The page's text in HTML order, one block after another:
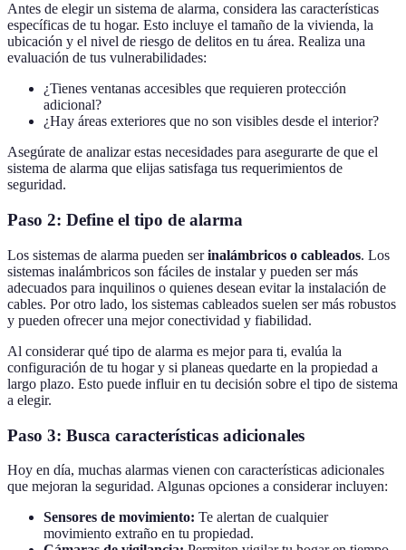
Antes de elegir un sistema de alarma, considera las características
específicas de tu hogar. Esto incluye el tamaño de la vivienda, la
ubicación y el nivel de riesgo de delitos en tu área. Realiza una
evaluación de tus vulnerabilidades:
¿Tienes ventanas accesibles que requieren protección
adicional?
¿Hay áreas exteriores que no son visibles desde el interior?
Asegúrate de analizar estas necesidades para asegurarte de que el
sistema de alarma que elijas satisfaga tus requerimientos de
seguridad.
Paso 2: Define el tipo de alarma
Los sistemas de alarma pueden serinalámbricos o cableados. Los
sistemas inalámbricos son fáciles de instalar y pueden ser más
adecuados para inquilinos o quienes desean evitar la instalación de
cables. Por otro lado, los sistemas cableados suelen ser más robustos
y pueden ofrecer una mejor conectividad y fiabilidad.
Al considerar qué tipo de alarma es mejor para ti, evalúa la
configuración de tu hogar y si planeas quedarte en la propiedad a
largo plazo. Esto puede influir en tu decisión sobre el tipo de sistema
a elegir.
Paso 3: Busca características adicionales
Hoy en día, muchas alarmas vienen con características adicionales
que mejoran la seguridad. Algunas opciones a considerar incluyen:
Sensores de movimiento: Te alertan de cualquier
movimiento extraño en tu propiedad.